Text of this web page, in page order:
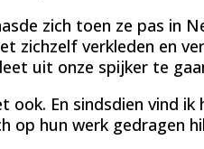
zich toen ze pas in
zichzelf verkleden en
uit onze spijker te
ook. En sindsdien vind
op hun werk gedragen